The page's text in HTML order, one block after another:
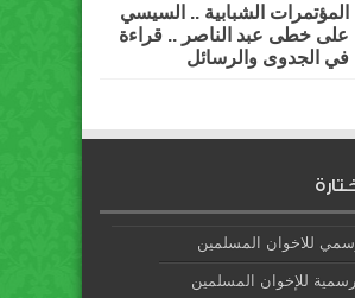
المؤتمرات الشبابية .. السيسي
على خطى عبد الناصر .. قراءة
في الجدوى والرسائل
للاخوان المسلمين
للإخوان المسلمين